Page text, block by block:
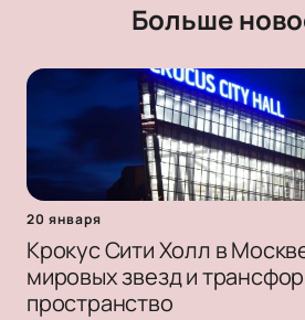
Больше
20 января
Крокус Сити Холл в
мировых звезд и
пространство